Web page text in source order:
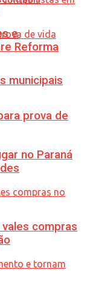
municipais
prova de
e
Reforma
no Paraná
vales compras